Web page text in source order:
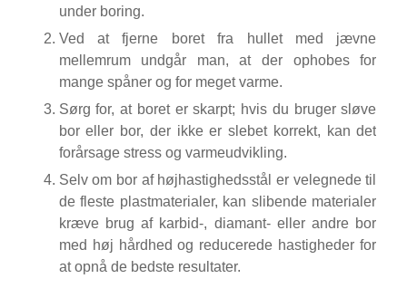
under boring.
Ved at fjerne boret fra hullet med jævne
mellemrum undgår man, at der ophobes for
mange spåner og for meget varme.
Sørg for, at boret er skarpt; hvis du bruger sløve
bor eller bor, der ikke er slebet korrekt, kan det
forårsage stress og varmeudvikling.
Selv om bor af højhastighedsstål er velegnede til
de fleste plastmaterialer, kan slibende materialer
kræve brug af karbid-, diamant- eller andre bor
med høj hårdhed og reducerede hastigheder for
at opnå de bedste resultater.